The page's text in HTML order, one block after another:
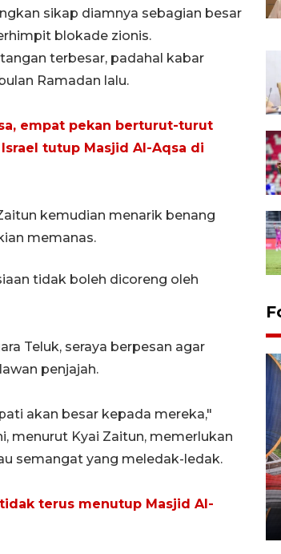
sikap diamnya sebagian besar
blokade zionis.
terbesar, padahal kabar
Ramadan lalu.
empat pekan berturut-turut
tutup Masjid Al-Aqsa di
kemudian menarik benang
memanas.
tidak boleh dicoreng oleh
Teluk, seraya berpesan agar
penjajah.
akan besar kepada mereka,"
menurut Kyai Zaitun, memerlukan
semangat yang meledak-ledak.
terus menutup Masjid Al-
Komisi V DPR tinjau
Stasiun Bogor